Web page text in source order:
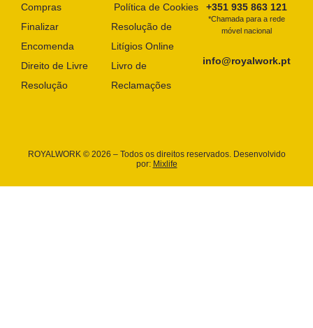
Compras
Finalizar
Encomenda
Direito de Livre
Resolução
Política de Cookies
Resolução de
Litígios Online
Livro de
Reclamações
+351 935 863 121
*Chamada para a rede
móvel nacional
info@royalwork.pt
ROYALWORK © 2026 – Todos os direitos reservados. Desenvolvido
por: Mixlife